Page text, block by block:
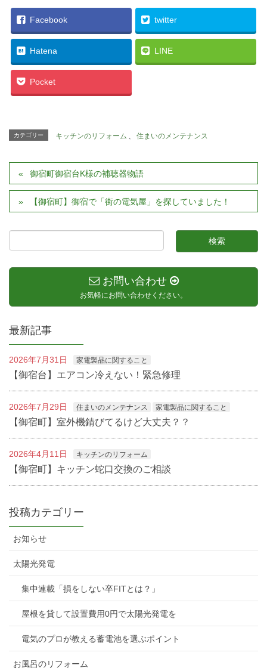
Facebook twitter
Hatena LINE
Pocket
カテゴリー キッチンのリフォーム 、 住まいのメンテナンス
御宿町御宿台K様の補聴器物語
【御宿町】御宿で「街の電気屋」を探していました！
お問い合わせ
お気軽にお問い合わせください。
最新記事
2026年7月31日 家電製品に関すること
【御宿台】エアコン冷えない！緊急修理
2026年7月29日 住まいのメンテナンス 家電製品に関すること
【御宿町】室外機錆びてるけど大丈夫？？
2026年4月11日 キッチンのリフォーム
【御宿町】キッチン蛇口交換のご相談
投稿カテゴリー
お知らせ
太陽光発電
集中連載「損をしない卒FITとは？」
屋根を貸して設置費用0円で太陽光発電を
電気のプロが教える蓄電池を選ぶポイント
お風呂のリフォーム